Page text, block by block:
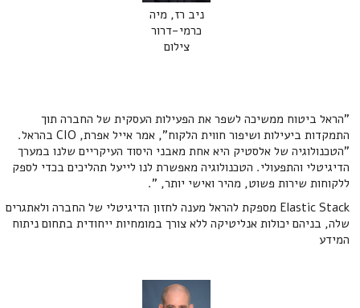
ניב רז, מיה
כרמי-דרור
צילום
"הראל ביטוח ממשיכה לשפר את הפעילות העסקית של החברה תוך
התמקדות ביעילות ושיפור חווית הלקוח", אמר אייל אפרת, CIO בהראל.
"הטכנולוגיה של אלסטיק היא אחת מאבני היסוד העיקריים שלנו במערך
הדיגיטלי והתפעולי. הטכנולוגיה מאפשרת לנו לייעל תהליכים בכדי לספק
ללקוחות שירות פשוט, מהיר ואישי יותר, ".
Elastic Stack מספקת להראל מענה לחזון הדיגיטלי של החברה ולאתגרים
שלה, בניהם יכולות אנליטיקה ללא צורך במומחיות ייחודית בתחום ניתוח
המידע